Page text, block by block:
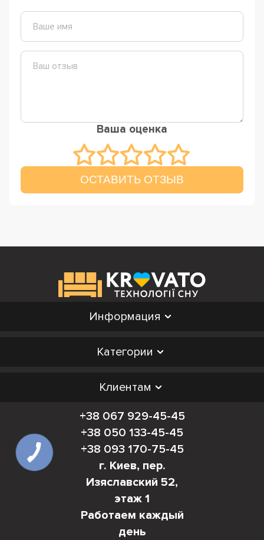
Ваша оценка
ОСТАВИТЬ ОТЗЫВ
Информация
Категории
Клиентам
+38 067 929-45-45
+38 050 133-45-45
+38 093 170-75-45
г. Киев, пер.
Изяславский 52,
этаж 1
Работаем каждый
день